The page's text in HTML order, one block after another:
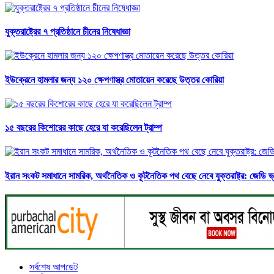
যুক্তরাষ্ট্রের ৭ প্রতিষ্ঠানে চীনের নিষেধাজ্ঞা
ইউক্রেনে হামলার জন্য ১২০ ক্ষেপণাস্ত্র মোতায়েন করেছে উত্তর কোরিয়া
১৫ বছরের কিশোরের কাছে হেরে যা করেছিলেন ট্রাম্প
ইরান সংকট সমাধানে সামরিক, অর্থনৈতিক ও কূটনৈতিক পথ বেছে নেবে যুক্তরাষ্ট্র: জেডি
সর্বশেষ আপডেট